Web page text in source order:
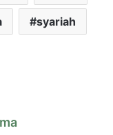
syariah